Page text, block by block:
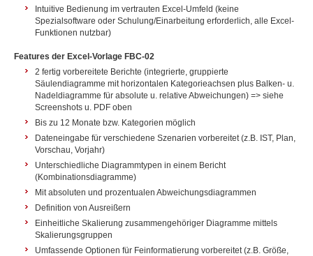
Intuitive Bedienung im vertrauten Excel-Umfeld (keine
Spezialsoftware oder Schulung/Einarbeitung erforderlich, alle Excel-
Funktionen nutzbar)
Features der Excel-Vorlage FBC-02
2 fertig vorbereitete Berichte (integrierte, gruppierte
Säulendiagramme mit horizontalen Kategorieachsen plus Balken- u.
Nadeldiagramme für absolute u. relative Abweichungen) => siehe
Screenshots u. PDF oben
Bis zu 12 Monate bzw. Kategorien möglich
Dateneingabe für verschiedene Szenarien vorbereitet (z.B. IST, Plan,
Vorschau, Vorjahr)
Unterschiedliche Diagrammtypen in einem Bericht
(Kombinationsdiagramme)
Mit absoluten und prozentualen Abweichungsdiagrammen
Definition von Ausreißern
Einheitliche Skalierung zusammengehöriger Diagramme mittels
Skalierungsgruppen
Umfassende Optionen für Feinformatierung vorbereitet (z.B. Größe,